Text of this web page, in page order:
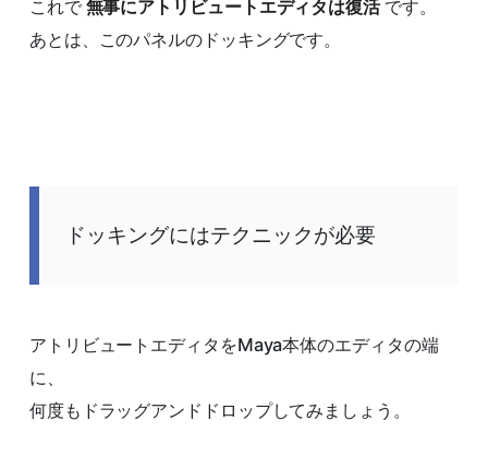
これで 無事にアトリビュートエディタは復活です。
あとは、このパネルのドッキングです。
ドッキングにはテクニックが必要
アトリビュートエディタをMaya本体のエディタの端
に、
何度もドラッグアンドドロップしてみましょう。